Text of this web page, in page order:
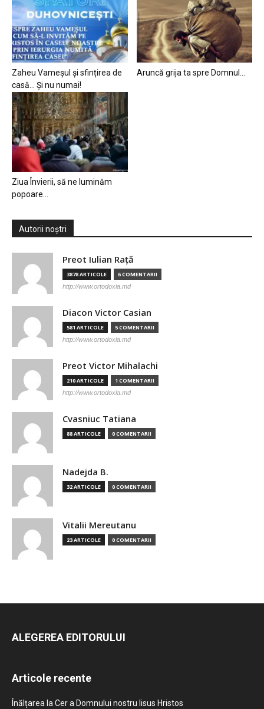
Zaheu Vameșul și sfințirea de
casă… Și nu numai!
Aruncă grija ta spre Domnul…
Ziua Învierii, să ne luminăm
popoare…
Autorii noștri
Preot Iulian Raţă
3878 ARTICOLE 6 COMENTARII
http://www.ortodoxia.md
Diacon Victor Casian
581 ARTICOLE 5 COMENTARII
http://www.ortodoxia.md
Preot Victor Mihalachi
210 ARTICOLE 1 COMENTARII
http://www.ortodoxia.md
Cvasniuc Tatiana
88 ARTICOLE 0 COMENTARII
Nadejda B.
32 ARTICOLE 0 COMENTARII
Vitalii Mereutanu
23 ARTICOLE 0 COMENTARII
ALEGEREA EDITORULUI
Articole recente
Înălțarea la Cer a Domnului nostru Iisus Hristos